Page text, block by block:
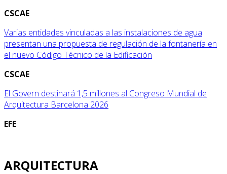
CSCAE
Varias entidades vinculadas a las instalaciones de agua
presentan una propuesta de regulación de la fontanería en
el nuevo Código Técnico de la Edificación
CSCAE
El Govern destinará 1,5 millones al Congreso Mundial de
Arquitectura Barcelona 2026
EFE
ARQUITECTURA